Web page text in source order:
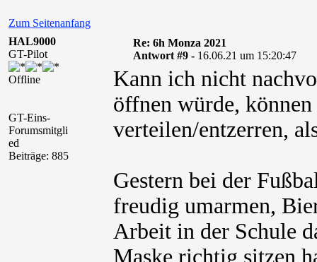
Zum Seitenanfang
HAL9000
GT-Pilot
Offline
GT-Eins-
Forumsmitgli
ed
Beiträge: 885
Re: 6h Monza 2021
Antwort #9 - 16.06.21 um 15:20:47
Kann ich nicht
öffnen würde, können
verteilen/entzerren,
Gestern bei der
freudig umarmen,
Arbeit in der Schule
Maske richtig sitzen